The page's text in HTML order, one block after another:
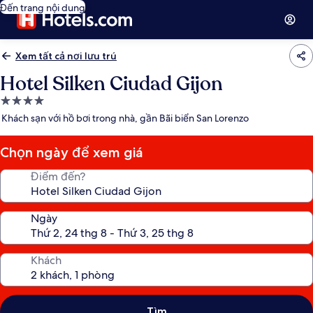
Đến trang nội dung
Xem tất cả nơi lưu trú
Hotel Silken Ciudad Gijon
Nơi
lưu
4.0
sao
Khách sạn với hồ bơi trong nhà, gần Bãi biển San Lorenzo
Chọn ngày để xem giá
Điểm đến?
Ngày
Khách